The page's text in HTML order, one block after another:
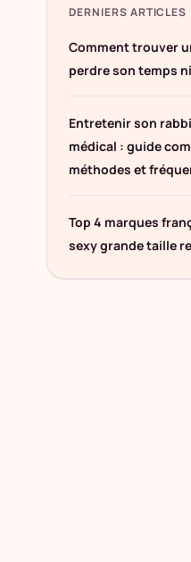
DERNIERS ARTICLES
Comment trouver
perdre son temps
Entretenir son
médical : guide
méthodes et
Top 4 marques
sexy grande taille